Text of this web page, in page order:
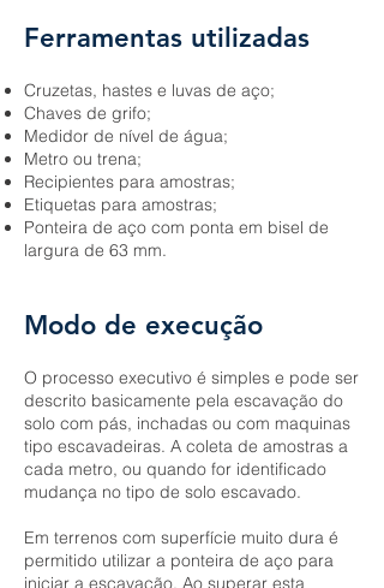
Ferramentas utilizadas
Cruzetas, hastes e luvas de aço;
Chaves de grifo;
Medidor de nível de água;
Metro ou trena;
Recipientes para amostras;
Etiquetas para amostras;
Ponteira de aço com ponta em bisel de
largura de 63 mm.
Modo de execução
O processo executivo é simples e pode ser
descrito basicamente pela escavação do
solo com pás, inchadas ou com maquinas
tipo escavadeiras. A coleta de amostras a
cada metro, ou quando for identificado
mudança no tipo de solo escavado.
Em terrenos com superfície muito dura é
permitido utilizar a ponteira de aço para
iniciar a escavação. Ao superar esta